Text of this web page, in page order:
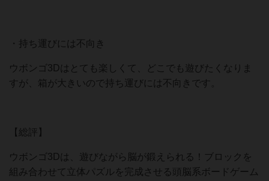
・持ち運びには不向き
ウボンゴ3Dはとても楽しくて、どこでも遊びたくなりま
すが、箱が大きいので持ち運びには不向きです。
【総評】
ウボンゴ3Dは、遊びながら脳が鍛えられる！ブロックを
組み合わせて立体パズルを完成させる頭脳系ボードゲーム